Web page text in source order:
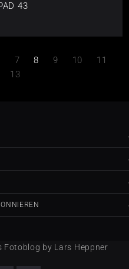
43
7 8 9 10
11
13
by Lars Heppner